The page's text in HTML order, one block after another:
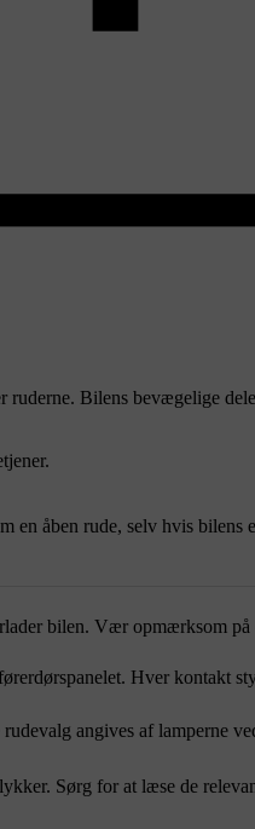
Bilens bevægelige
en åben rude, selv hvis bilens
bilen. Vær opmærksom
Hver kontakt
angives af lamperne
Sørg for at læse de